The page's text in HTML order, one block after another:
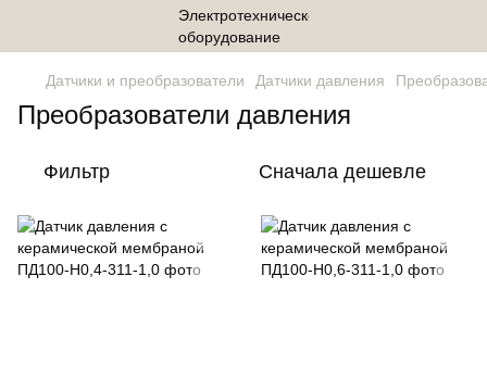
Датчики и преобразователи Датчики давления
Преобразователи давления
Фильтр Сначала дешевле